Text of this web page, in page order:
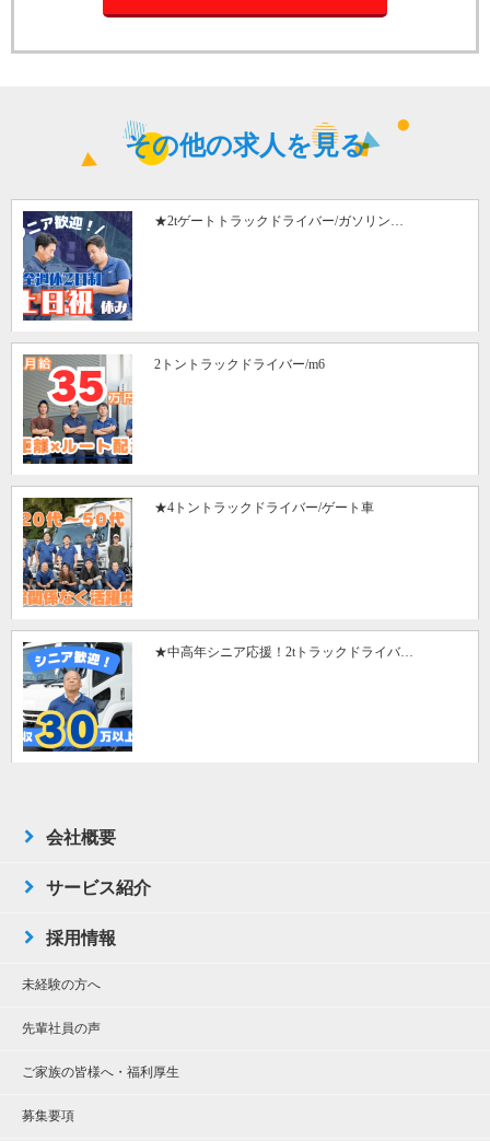
その他の求人を見る
★2tゲートトラックドライバー/ガソリン…
2トントラックドライバー/m6
★4トントラックドライバー/ゲート車
★中高年シニア応援！2tトラックドライバ…
会社概要
サービス紹介
採用情報
未経験の方へ
先輩社員の声
ご家族の皆様へ・福利厚生
募集要項